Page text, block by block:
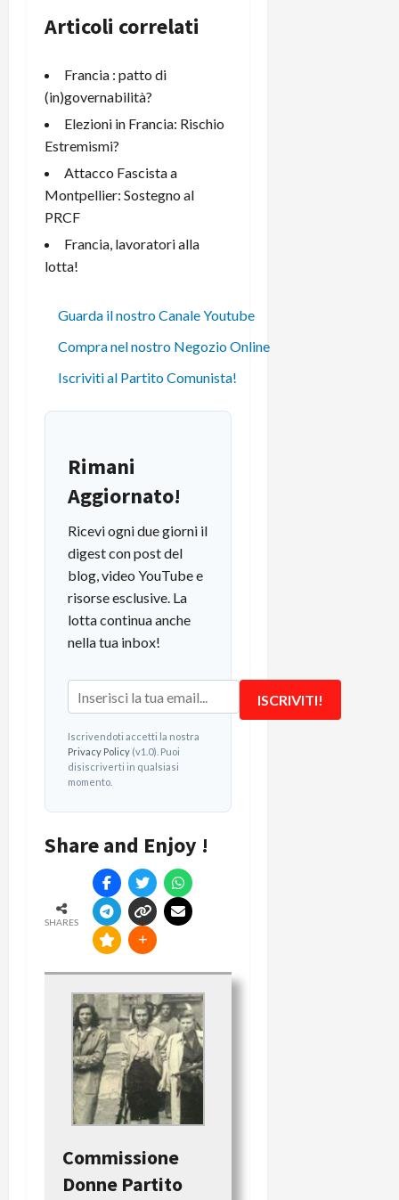
Articoli correlati
Francia : patto di
(in)governabilità?
Elezioni in Francia: Rischio
Estremismi?
Attacco Fascista a
Montpellier: Sostegno al
PRCF
Francia, lavoratori alla
lotta!
Guarda il nostro Canale Youtube
Compra nel nostro Negozio Online
Iscriviti al Partito Comunista!
Rimani
Aggiornato!
Ricevi ogni due giorni il
digest con post del
blog, video YouTube e
risorse esclusive. La
lotta continua anche
nella tua inbox!
ISCRIVITI!
Iscrivendoti accetti la nostra
Privacy Policy (v1.0). Puoi
disiscriverti in qualsiasi
momento.
Share and Enjoy !
SHARES
Commissione
Donne Partito